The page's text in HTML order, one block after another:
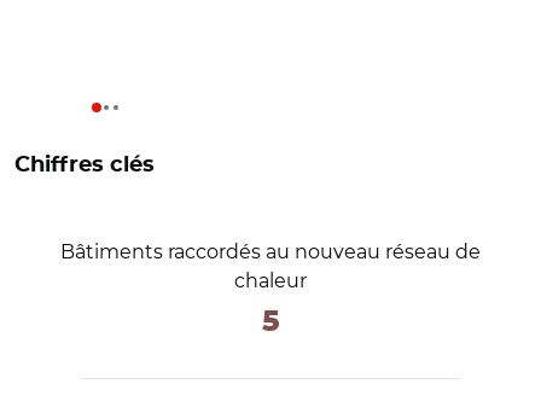
Chiffres clés
Bâtiments raccordés au nouveau réseau de
chaleur
5